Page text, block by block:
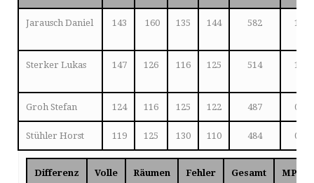
Jarausch Daniel 143 160 135 144 582 1
Sterker Lukas 147 126 116 125 514 1
Groh Stefan 124 116 125 122 487 0
Stühler Horst 119 125 130 110 484 0
Differenz Volle Räumen Fehler Gesamt MP